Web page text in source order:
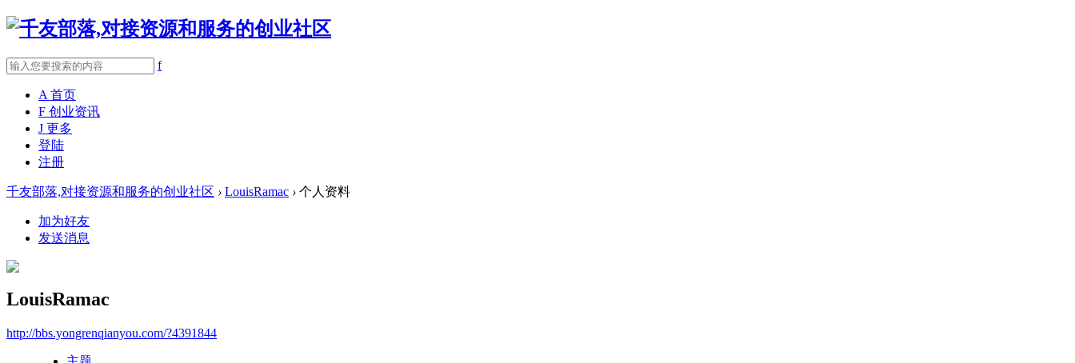
f
A 首页
F 创业资讯
J 更多
登陆
注册
千友部落,对接资源和服务的创业社区 › LouisRamac › 个人资料
加为好友
发送消息
LouisRamac
http://bbs.yongrenqianyou.com/?4391844